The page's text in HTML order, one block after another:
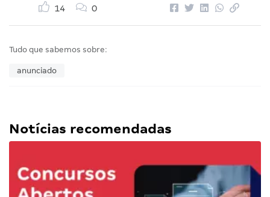
14 0
Tudo que sabemos sobre:
anunciado
Notícias recomendadas